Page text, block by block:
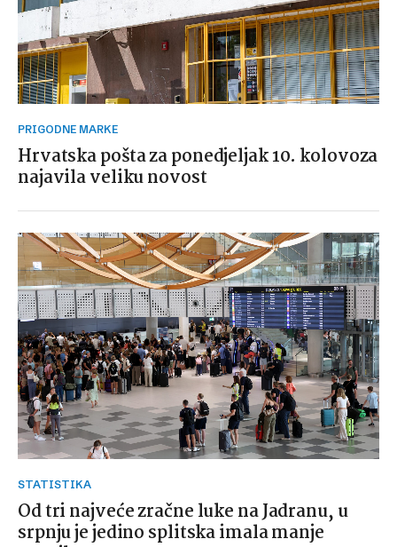
PRIGODNE MARKE
Hrvatska pošta za ponedjeljak 10. kolovoza
najavila veliku novost
STATISTIKA
Od tri najveće zračne luke na Jadranu, u
srpnju je jedino splitska imala manje